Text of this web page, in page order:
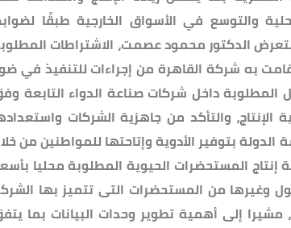
والتوسع في الأسواق الخارجية طبقًا
الدكتور محمود عصمت، الاشتراطات
به شركة القاهرة من إجراءات للتنفيذ في
المطلوبة داخل شركات صناعة الدواء التابعة
الإنتاج، والتأكد من جاهزية الشركات
بتوفير الأدوية وإتاحتها للمواطنين من
المستحضرات الحيوية المطلوبة محليا
وغيرها من المستحضرات التى تتميز بها
وإفريقية، مشيرا إلى أهمية تطوير وحدات البيانات بما